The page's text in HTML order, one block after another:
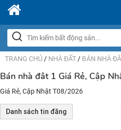
TRANG CHỦ / NHÀ ĐẤT / BÁN NHÀ
Bán nhà đât 1 Giá Rẻ, Cập
Giá Rẻ, Cập Nhật T08/2026
Danh sách tin đăng